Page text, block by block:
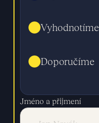
Vyhodnotíme
Doporučíme
Jméno a přijmení